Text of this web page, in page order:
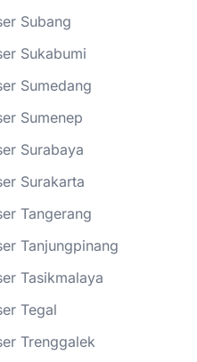
Subang
Sukabumi
Sumedang
Sumenep
Surabaya
Surakarta
Tangerang
Tanjungpinang
Tasikmalaya
Tegal
Trenggalek